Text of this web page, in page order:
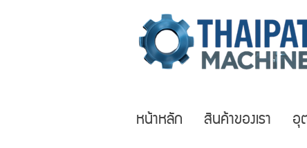
หน้าหลัก สินค้าของเรา อุ